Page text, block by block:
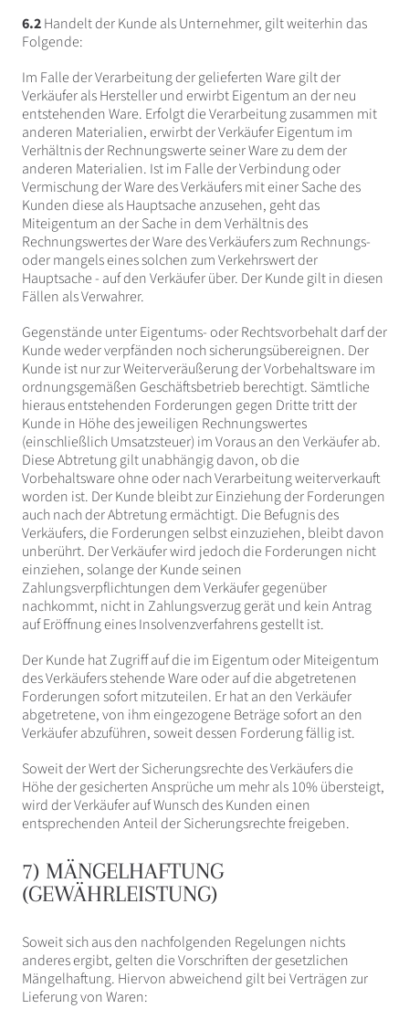
6.2Handelt der Kunde als Unternehmer, gilt weiterhin das
Folgende:
Im Falle der Verarbeitung der gelieferten Ware gilt der
Verkäufer als Hersteller und erwirbt Eigentum an der neu
entstehenden Ware. Erfolgt die Verarbeitung zusammen mit
anderen Materialien, erwirbt der Verkäufer Eigentum im
Verhältnis der Rechnungswerte seiner Ware zu dem der
anderen Materialien. Ist im Falle der Verbindung oder
Vermischung der Ware des Verkäufers mit einer Sache des
Kunden diese als Hauptsache anzusehen, geht das
Miteigentum an der Sache in dem Verhältnis des
Rechnungswertes der Ware des Verkäufers zum Rechnungs-
oder mangels eines solchen zum Verkehrswert der
Hauptsache - auf den Verkäufer über. Der Kunde gilt in diesen
Fällen als Verwahrer.
Gegenstände unter Eigentums- oder Rechtsvorbehalt darf der
Kunde weder verpfänden noch sicherungsübereignen. Der
Kunde ist nur zur Weiterveräußerung der Vorbehaltsware im
ordnungsgemäßen Geschäftsbetrieb berechtigt. Sämtliche
hieraus entstehenden Forderungen gegen Dritte tritt der
Kunde in Höhe des jeweiligen Rechnungswertes
(einschließlich Umsatzsteuer) im Voraus an den Verkäufer ab.
Diese Abtretung gilt unabhängig davon, ob die
Vorbehaltsware ohne oder nach Verarbeitung weiterverkauft
worden ist. Der Kunde bleibt zur Einziehung der Forderungen
auch nach der Abtretung ermächtigt. Die Befugnis des
Verkäufers, die Forderungen selbst einzuziehen, bleibt davon
unberührt. Der Verkäufer wird jedoch die Forderungen nicht
einziehen, solange der Kunde seinen
Zahlungsverpflichtungen dem Verkäufer gegenüber
nachkommt, nicht in Zahlungsverzug gerät und kein Antrag
auf Eröffnung eines Insolvenzverfahrens gestellt ist.
Der Kunde hat Zugriff auf die im Eigentum oder Miteigentum
des Verkäufers stehende Ware oder auf die abgetretenen
Forderungen sofort mitzuteilen. Er hat an den Verkäufer
abgetretene, von ihm eingezogene Beträge sofort an den
Verkäufer abzuführen, soweit dessen Forderung fällig ist.
Soweit der Wert der Sicherungsrechte des Verkäufers die
Höhe der gesicherten Ansprüche um mehr als 10% übersteigt,
wird der Verkäufer auf Wunsch des Kunden einen
entsprechenden Anteil der Sicherungsrechte freigeben.
7) MÄNGELHAFTUNG
(GEWÄHRLEISTUNG)
Soweit sich aus den nachfolgenden Regelungen nichts
anderes ergibt, gelten die Vorschriften der gesetzlichen
Mängelhaftung. Hiervon abweichend gilt bei Verträgen zur
Lieferung von Waren: